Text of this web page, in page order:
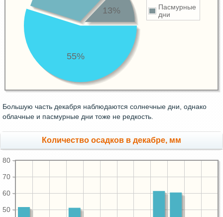
Пасмурные
дни
55%
13%
Большую часть декабря наблюдаются солнечные дни, однако
облачные и пасмурные дни тоже не редкость.
Количество осадков в декабре, мм
50
60
70
80